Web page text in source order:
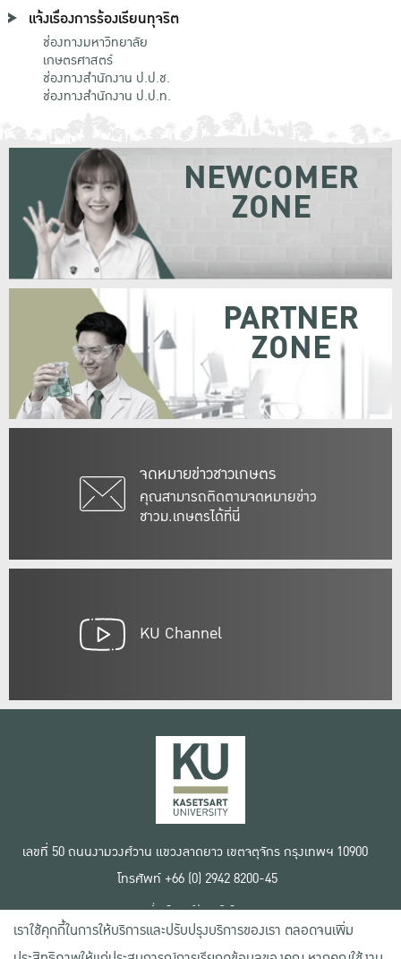
แจ้งเรื่องการร้องเรียนทุจริต
ช่องทางมหาวิทยาลัย
เกษตรศาสตร์
ช่องทางสำนักงาน ป.ป.ช.
ช่องทางสำนักงาน ป.ป.ท.
จดหมายข่าวชาวเกษตร
คุณสามารถติดตามจดหมายข่าว
ชาวม.เกษตรได้ที่นี่
NEWCOMER
ZONE
PARTNER
ZONE
KU Channel
เลขที่ 50 ถนนงามวงศ์วาน แขวงลาดยาว เขตจตุจักร กรุงเทพฯ 10900
โทรศัพท์ +66 (0) 2942 8200-45
เงื่อนไขการใช้งานเว็บไซต์
ข้อตกลงด้านสิทธิ์ใช้งาน
นโยบายความเป็นส่วนตัว
เราใช้คุกกี้ในการให้บริการและปรับปรุงบริการของเรา ตลอดจนเพิ่ม